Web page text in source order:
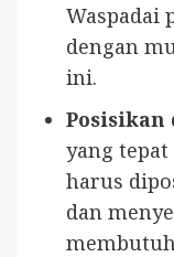
Waspadai
dengan
ini.
Posisikan
yang
harus
dan